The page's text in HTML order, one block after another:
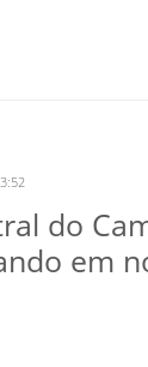
do
em